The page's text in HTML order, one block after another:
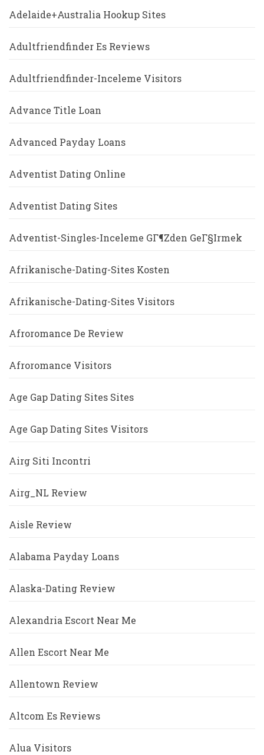
Adelaide+Australia Hookup Sites
Adultfriendfinder Es Reviews
Adultfriendfinder-Inceleme Visitors
Advance Title Loan
Advanced Payday Loans
Adventist Dating Online
Adventist Dating Sites
Adventist-Singles-Inceleme GГ¶zden GeГ§irmek
Afrikanische-Dating-Sites Kosten
Afrikanische-Dating-Sites Visitors
Afroromance De Review
Afroromance Visitors
Age Gap Dating Sites Sites
Age Gap Dating Sites Visitors
Airg Siti Incontri
Airg_NL Review
Aisle Review
Alabama Payday Loans
Alaska-Dating Review
Alexandria Escort Near Me
Allen Escort Near Me
Allentown Review
Altcom Es Reviews
Alua Visitors